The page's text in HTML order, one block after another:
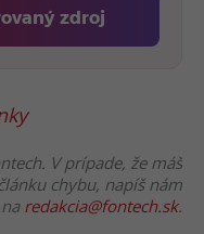
zdroj
odkaz sa otvorí v
V prípade, že máš
chybu, napíš nám
na redakcia@fontech.sk.